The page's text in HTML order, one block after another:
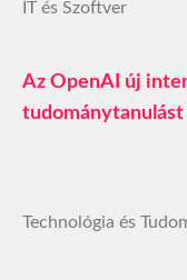
IT és Szoftver
Az OpenAI új
tudománytanulást
Technológia és